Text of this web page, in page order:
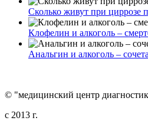
Сколько живут при циррозе
Клофелин и алкоголь –
Анальгин и алкоголь –
© "медицинский центр
c 2013 г.